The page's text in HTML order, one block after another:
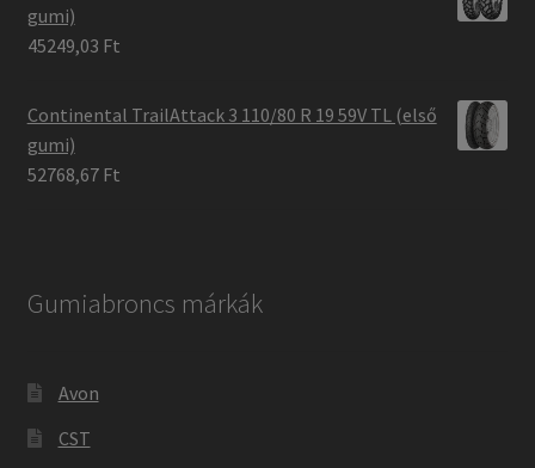
gumi)
45249,03 Ft
Continental TrailAttack 3 110/80 R 19 59V TL (első
gumi)
52768,67 Ft
Gumiabroncs márkák
Avon
CST